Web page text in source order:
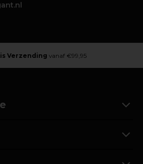
Verzending vanaf €99,95